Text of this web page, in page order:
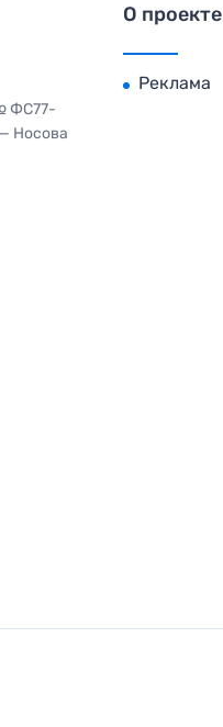
ФС77-
Носова
О проекте
Реклама